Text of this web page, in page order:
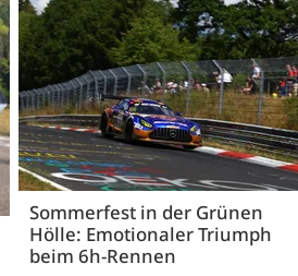
Sommerfest in der Grünen
Hölle: Emotionaler Triumph
beim 6h-Rennen